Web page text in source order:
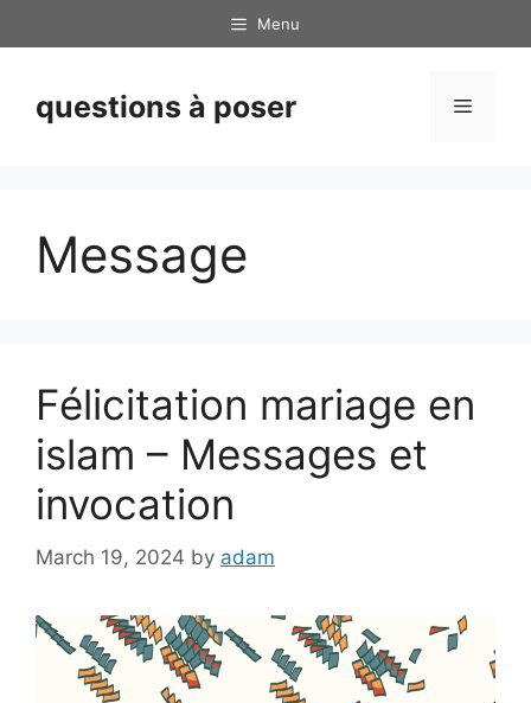
to
Menu
questions à poser Menu
Message
Félicitation mariage en
islam – Messages et
invocation
March 19, 2024 by adam